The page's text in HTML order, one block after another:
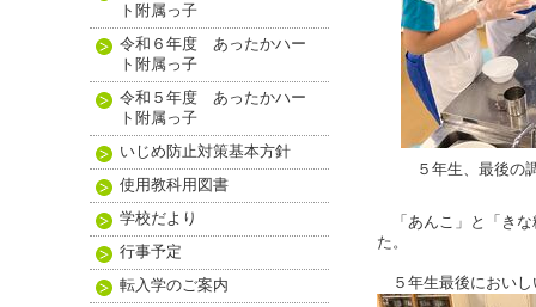
５年生、最後の
「あんこ」と「きな
た。
５年生最後においし
ト附属っ子
令和６年度 あったかハー
ト附属っ子
令和５年度 あったかハー
ト附属っ子
いじめ防止対策基本方針
使用教科用図書
学校だより
行事予定
転入学のご案内